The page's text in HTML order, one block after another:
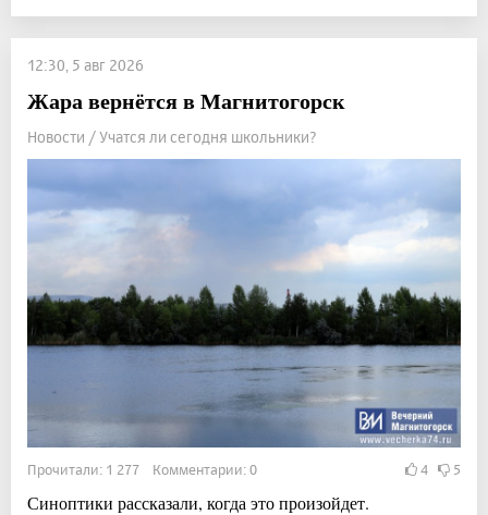
12:30, 5 авг 2026
Жара вернётся в Магнитогорск
Новости / Учатся ли сегодня школьники?
Прочитали: 1 277 Комментарии: 0 4 5
Синоптики рассказали, когда это произойдет.